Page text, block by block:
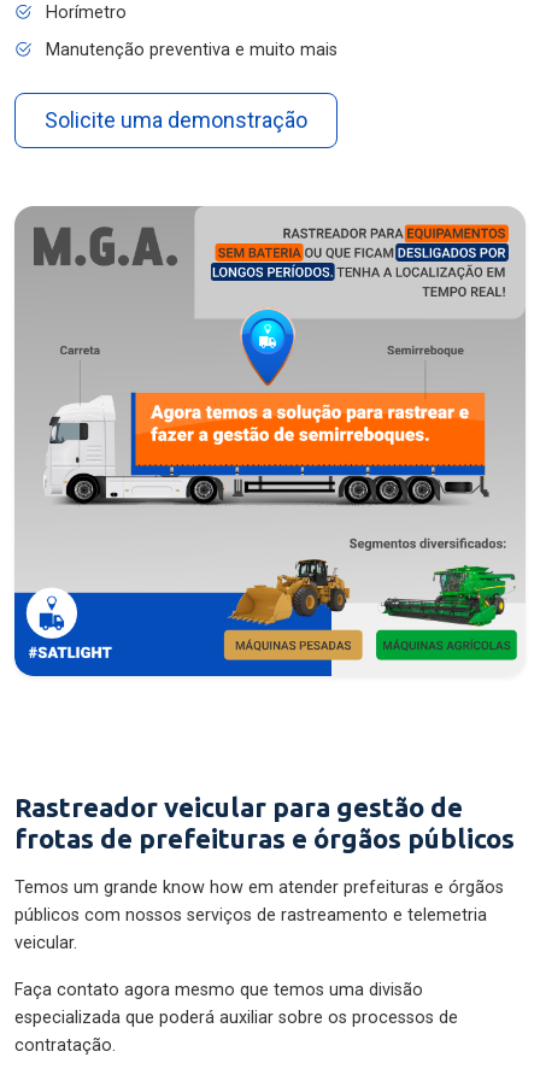
Horímetro
Manutenção preventiva e muito mais
Solicite uma demonstração
Rastreador veicular para gestão de
frotas de prefeituras e órgãos públicos
Temos um grande know how em atender prefeituras e órgãos
públicos com nossos serviços de rastreamento e telemetria
veicular.
Faça contato agora mesmo que temos uma divisão
especializada que poderá auxiliar sobre os processos de
contratação.